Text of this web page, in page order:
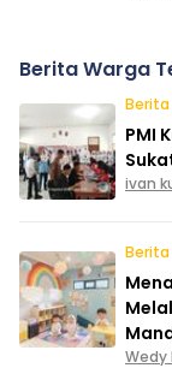
Berita Warga
PMI
ivan
Wedy